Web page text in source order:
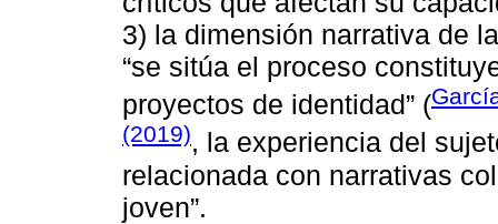
3) la dimensión narrativa de
“se sitúa el proceso
proyectos de identidad” (
(2019), la experiencia del
relacionada con narrativas
joven”.